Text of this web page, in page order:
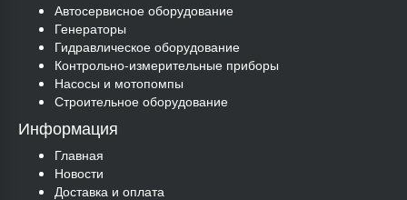
Автосервисное оборудование
Генераторы
Гидравлическое оборудование
Контрольно-измерительные приборы
Насосы и мотопомпы
Строительное оборудование
Информация
Главная
Новости
Доставка и оплата